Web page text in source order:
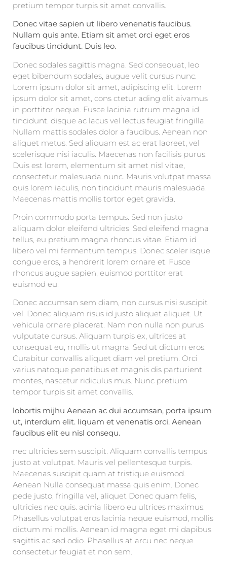
pretium tempor turpis sit amet convallis.
Donec vitae sapien ut libero venenatis faucibus.
Nullam quis ante. Etiam sit amet orci eget eros
faucibus tincidunt. Duis leo.
Donec sodales sagittis magna. Sed consequat, leo
eget bibendum sodales, augue velit cursus nunc.
Lorem ipsum dolor sit amet, adipiscing elit. Lorem
ipsum dolor sit amet, cons ctetur ading elit aivamus
in porttitor neque. Fusce lacinia rutrum magna id
tincidunt. disque ac lacus vel lectus feugiat fringilla.
Nullam mattis sodales dolor a faucibus. Aenean non
aliquet metus. Sed aliquam est ac erat laoreet, vel
scelerisque nisi iaculis. Maecenas non facilisis purus.
Duis est lorem, elementum sit amet nisl vitae,
consectetur malesuada nunc. Mauris volutpat massa
quis lorem iaculis, non tincidunt mauris malesuada.
Maecenas mattis mollis tortor eget gravida.
Proin commodo porta tempus. Sed non justo
aliquam dolor eleifend ultricies. Sed eleifend magna
tellus, eu pretium magna rhoncus vitae. Etiam id
libero vel mi fermentum tempus. Donec sceler isque
congue eros, a hendrerit lorem ornare et. Fusce
rhoncus augue sapien, euismod porttitor erat
euismod eu.
Donec accumsan sem diam, non cursus nisi suscipit
vel. Donec aliquam risus id justo aliquet aliquet. Ut
vehicula ornare placerat. Nam non nulla non purus
vulputate cursus. Aliquam turpis ex, ultrices at
consequat eu, mollis ut magna. Sed ut dictum eros.
Curabitur convallis aliquet diam vel pretium. Orci
varius natoque penatibus et magnis dis parturient
montes, nascetur ridiculus mus. Nunc pretium
tempor turpis sit amet convallis.
lobortis mijhu Aenean ac dui accumsan, porta ipsum
ut, interdum elit. liquam et venenatis orci. Aenean
faucibus elit eu nisl consequ.
nec ultricies sem suscipit. Aliquam convallis tempus
justo at volutpat. Mauris vel pellentesque turpis.
Maecenas suscipit quam at tristique euismod.
Aenean Nulla consequat massa quis enim. Donec
pede justo, fringilla vel, aliquet Donec quam felis,
ultricies nec quis. acinia libero eu ultrices maximus.
Phasellus volutpat eros lacinia neque euismod, mollis
dictum mi mollis. Aenean id magna eget mi dapibus
sagittis ac sed odio. Phasellus at arcu nec neque
consectetur feugiat et non sem.